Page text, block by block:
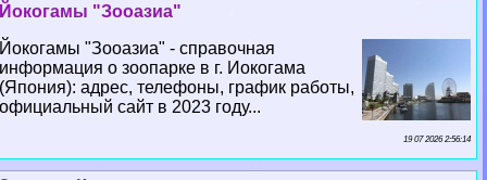
Йокогамы "Зооазиа"
Йокогамы "Зооазиа" - справочная
информация о зоопарке в г. Иокогама
(Япония): адрес, телефоны, график работы,
официальный сайт в 2023 году...
19 07 2026 2:56:14